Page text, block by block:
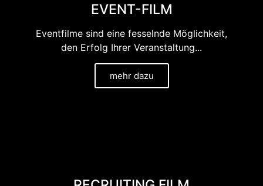
EVENT-FILM
Eventfilme sind eine fesselnde Möglichkeit,
den Erfolg Ihrer Veranstaltung...
mehr dazu